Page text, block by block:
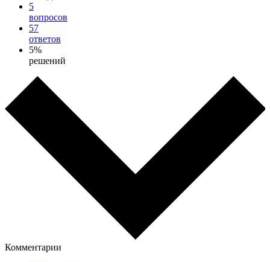
5
вопросов
57
ответов
5%
решений
Комментарии